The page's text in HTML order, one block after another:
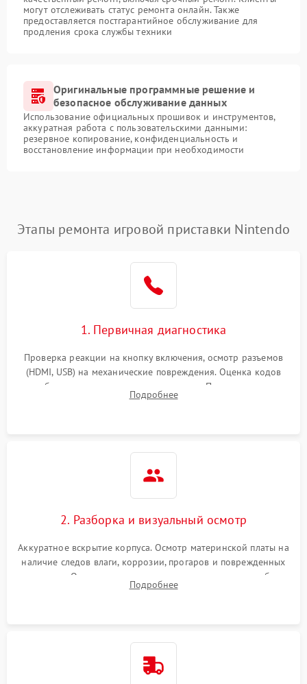
могут отслеживать статус ремонта онлайн. Также
предоставляется постгарантийное обслуживание для
продления срока службы техники
Оригинальные программные решение и
безопасное обслуживание данных
Использование официальных прошивок и инструментов,
аккуратная работа с пользовательскими данными:
резервное копирование, конфиденциальность и
восстановление информации при необходимости
Этапы ремонта игровой приставки Nintendo
1. Первичная диагностика
Проверка реакции на кнопку включения, осмотр разъемов
(HDMI, USB) на механические повреждения. Оценка кодов
ошибок на экране или по индикаторам. Проверка чтения
дисков, работы геймпадов и наличия гарантийных пломб.
Подробнее
2. Разборка и визуальный осмотр
Аккуратное вскрытие корпуса. Осмотр материнской платы на
наличие следов влаги, коррозии, прогаров и поврежденных
элементов. Оценка состояния системы охлаждения, турбины
кулера и степени загрязнения радиатора пылью.
Подробнее